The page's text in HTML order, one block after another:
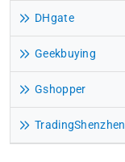
DHgate
Geekbuying
Gshopper
TradingShenzhen